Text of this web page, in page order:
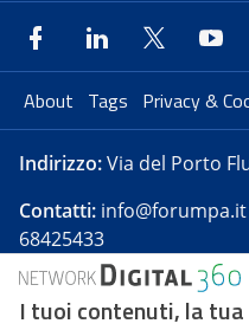
About Tags Privacy &
Indirizzo:Via del Porto
Contatti: info@forumpa.it
68425433
Forumpa.itè una
I tuoi contenuti, la